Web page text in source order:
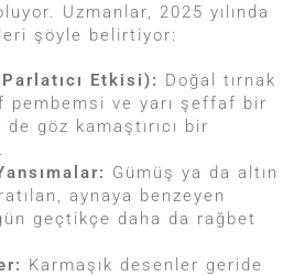
Uzmanlar, 2025 yılında
şöyle belirtiyor:
Etkisi): Doğal tırnak
pembemsi ve yarı şeffaf bir
göz kamaştırıcı bir
Gümüş ya da altın
aynaya benzeyen
geçtikçe daha da rağbet
Karmaşık desenler geride